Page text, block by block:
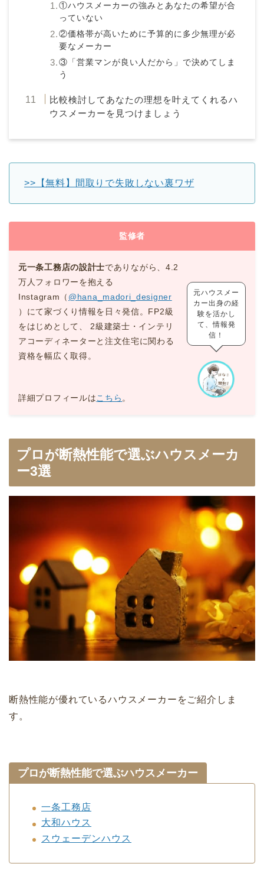
①ハウスメーカーの強みとあなたの希望が合
っていない
②価格帯が高いために予算的に多少無理が必
要なメーカー
③「営業マンが良い人だから」で決めてしま
う
比較検討してあなたの理想を叶えてくれるハ
ウスメーカーを見つけましょう
>>【無料】間取りで失敗しない裏ワザ
監修者
元一条工務店の設計士でありながら、4.2
万人フォロワーを抱える
Instagram（ @hana_madori_designer
）にて家づくり情報を日々発信。FP2級
をはじめとして、 2級建築士・インテリ
アコーディネーターと注文住宅に関わる
資格を幅広く取得。
詳細プロフィールはこちら 。
元ハウスメー
カー出身の経
験を活かし
て、情報発
信！
プロが断熱性能で選ぶハウスメーカ
ー3選
断熱性能が優れているハウスメーカーをご紹介しま
す。
プロが断熱性能で選ぶハウスメーカー
一条工務店
大和ハウス
スウェーデンハウス